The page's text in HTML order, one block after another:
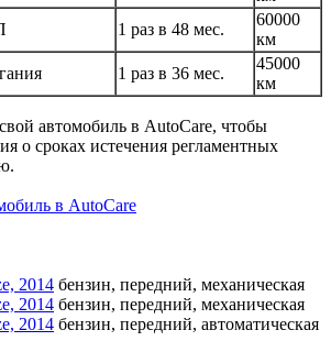
1 раз в 48 мес.
60000
км
1 раз в 36 мес.
45000
км
автомобиль в AutoCare, чтобы
о сроках истечения регламентных
в AutoCare
2014 бензин, передний, механическая
2014 бензин, передний, механическая
2014 бензин, передний, автоматическая